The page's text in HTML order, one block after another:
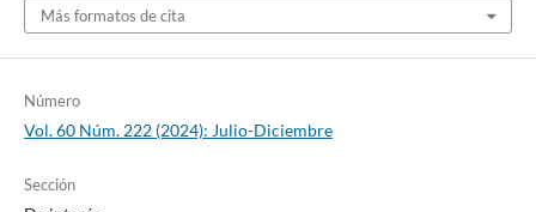
Más formatos de cita
Número
Vol. 60 Núm. 222 (2024): Julio-Diciembre
Sección